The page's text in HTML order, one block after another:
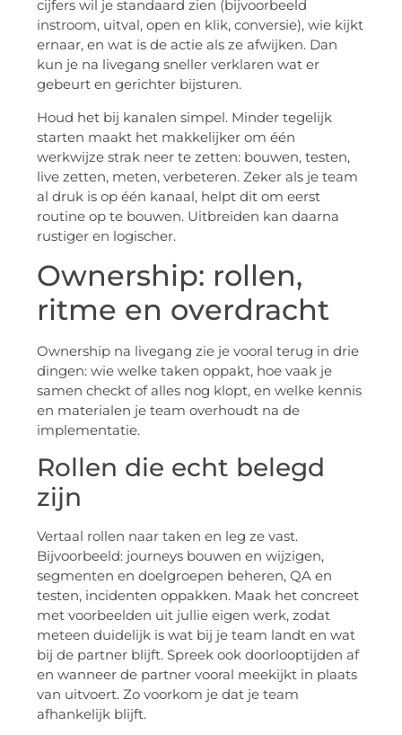
cijfers wil je standaard zien (bijvoorbeeld
instroom, uitval, open en klik, conversie), wie kijkt
ernaar, en wat is de actie als ze afwijken. Dan
kun je na livegang sneller verklaren wat er
gebeurt en gerichter bijsturen.
Houd het bij kanalen simpel. Minder tegelijk
starten maakt het makkelijker om één
werkwijze strak neer te zetten: bouwen, testen,
live zetten, meten, verbeteren. Zeker als je team
al druk is op één kanaal, helpt dit om eerst
routine op te bouwen. Uitbreiden kan daarna
rustiger en logischer.
Ownership: rollen,
ritme en overdracht
Ownership na livegang zie je vooral terug in drie
dingen: wie welke taken oppakt, hoe vaak je
samen checkt of alles nog klopt, en welke kennis
en materialen je team overhoudt na de
implementatie.
Rollen die echt belegd
zijn
Vertaal rollen naar taken en leg ze vast.
Bijvoorbeeld: journeys bouwen en wijzigen,
segmenten en doelgroepen beheren, QA en
testen, incidenten oppakken. Maak het concreet
met voorbeelden uit jullie eigen werk, zodat
meteen duidelijk is wat bij je team landt en wat
bij de partner blijft. Spreek ook doorlooptijden af
en wanneer de partner vooral meekijkt in plaats
van uitvoert. Zo voorkom je dat je team
afhankelijk blijft.